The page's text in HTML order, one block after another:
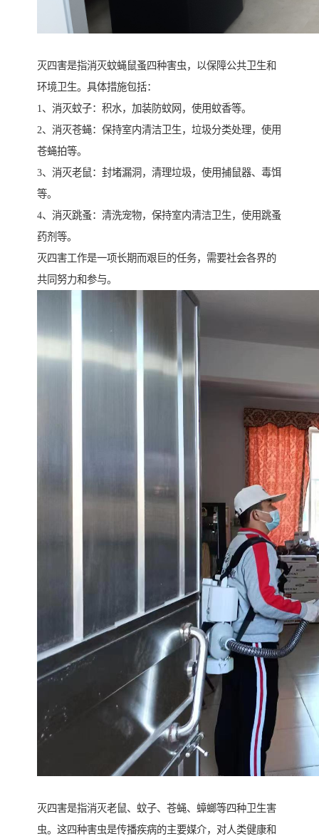
灭四害是指消灭蚊蝇鼠蚤四种害虫，以保障公共卫生和
环境卫生。具体措施包括：
1、消灭蚊子：积水，加装防蚊网，使用蚊香等。
2、消灭苍蝇：保持室内清洁卫生，垃圾分类处理，使用
苍蝇拍等。
3、消灭老鼠：封堵漏洞，清理垃圾，使用捕鼠器、毒饵
等。
4、消灭跳蚤：清洗宠物，保持室内清洁卫生，使用跳蚤
药剂等。
灭四害工作是一项长期而艰巨的任务，需要社会各界的
共同努力和参与。
灭四害是指消灭老鼠、蚊子、苍蝇、蟑螂等四种卫生害
虫。这四种害虫是传播疾病的主要媒介，对人类健康和